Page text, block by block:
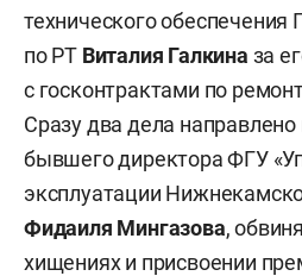
технического
по РТ Виталия Галкина за
с госконтрактами по
Сразу два дела
бывшего директора ФГУ
эксплуатации
Фидаиля Мингазова,
хищениях и присвоении